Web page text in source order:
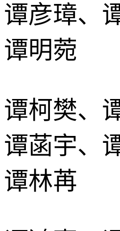
谭彦璋、
谭明菀
谭柯樊、
谭菡宇、
谭林苒